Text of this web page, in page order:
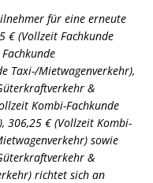
für eine erneute
€ (Vollzeit Fachkunde
Taxi-/Mietwagenverkehr),
&
Kombi-Fachkunde
306,25 € (Vollzeit Kombi-
sowie
&
richtet sich an